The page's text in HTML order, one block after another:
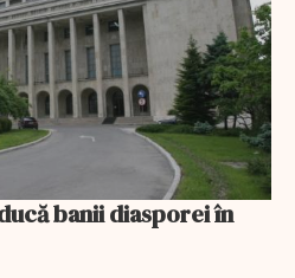
banii diasporei în